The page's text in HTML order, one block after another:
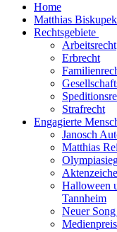
Home
Matthias Biskupek
Rechtsgebiete
Arbeitsrecht
Erbrecht
Strafrecht
Engagierte
Janosch
Matthias
Halloween
Tannheim
Neuer